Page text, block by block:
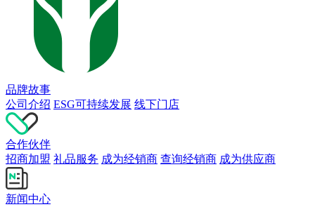
品牌故事
公司介绍 ESG可持续发展 线下门店
合作伙伴
招商加盟 礼品服务 成为经销商 查询经销商 成为供应商
新闻中心